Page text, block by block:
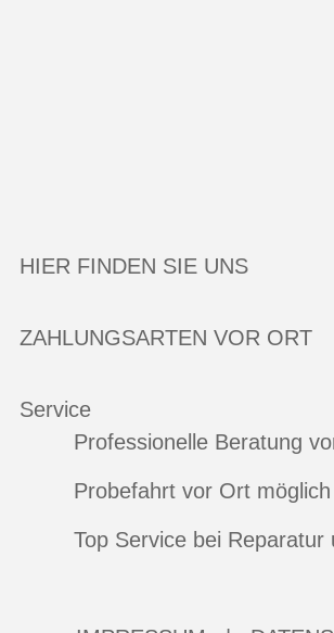
HIER FINDEN SIE UNS
ZAHLUNGSARTEN VOR ORT
Service
Professionelle Beratung
Probefahrt vor Ort möglich
Top Service bei Reparatur